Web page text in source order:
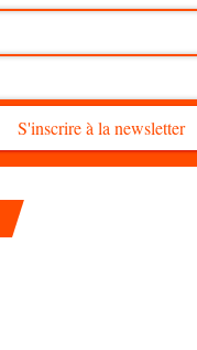
S'inscrire à la newsletter